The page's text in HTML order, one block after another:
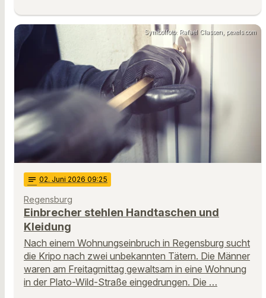
Symbolfoto: Rafael Classen, pexels.com
notes 02. Juni 2026 09:25
Regensburg
Einbrecher stehlen Handtaschen und
Kleidung
Nach einem Wohnungseinbruch in Regensburg sucht
die Kripo nach zwei unbekannten Tätern. Die Männer
waren am Freitagmittag gewaltsam in eine Wohnung
in der Plato-Wild-Straße eingedrungen. Die …